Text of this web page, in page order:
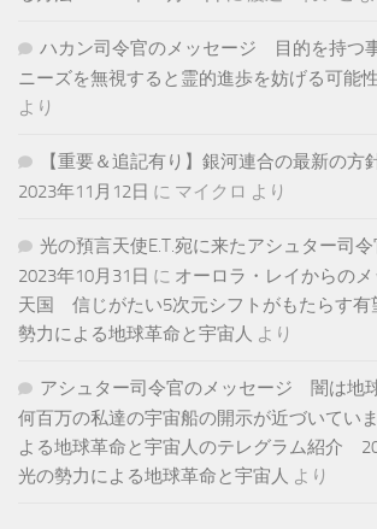
ハカン司令官のメッセージ 目的を持つ
ニーズを無視すると霊的進歩を妨げる可能
より
【重要＆追記有り】銀河連合の最新の
2023年11月12日 に マイクロ より
光の預言天使E.T.宛に来たアシュター司
2023年10月31日 に オーロラ・レイからの
天国 信じがたい5次元シフトがもたらす有
勢力による地球革命と宇宙人 より
アシュター司令官のメッセージ 闇は地
何百万の私達の宇宙船の開示が近づいてい
よる地球革命と宇宙人のテレグラム紹介
光の勢力による地球革命と宇宙人 より